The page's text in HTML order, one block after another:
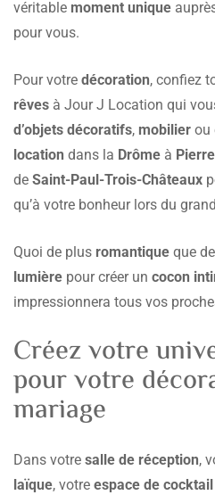
véritable moment unique
pour vous.
Pour votre décoration, confiez
rêves à Jour J Location qui
d’objets décoratifs, mobilier ou
location dans la Drôme à
de Saint-Paul-Trois-Châteaux
qu’à votre bonheur lors du
Quoi de plus romantique que
lumière pour créer un cocon
impressionnera tous vos
Créez votre
pour votre
mariage
Dans votre salle de réception,
laïque, votre espace de cocktail